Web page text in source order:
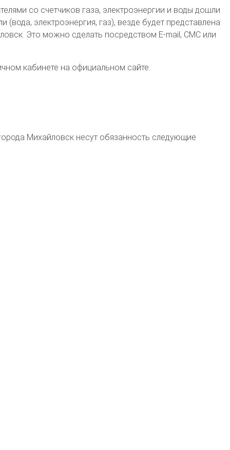
со счетчиков газа, электроэнергии и воды дошли
электроэнергия, газ), везде будет представлена
Это можно сделать посредством E-mail, СМС или
кабинете на официальном сайте.
Михайловск несут обязанность следующие